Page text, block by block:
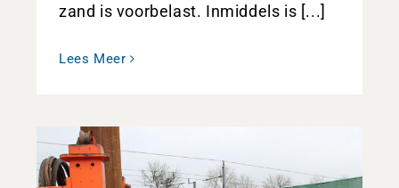
zand is voorbelast. Inmiddels is [...]
Lees Meer